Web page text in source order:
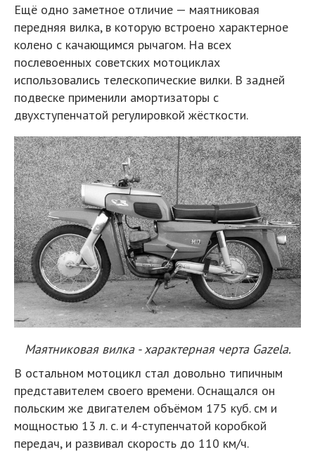
Ещё одно заметное отличие — маятниковая
передняя вилка, в которую встроено характерное
колено с качающимся рычагом. На всех
послевоенных советских мотоциклах
использовались телескопические вилки. В задней
подвеске применили амортизаторы с
двухступенчатой регулировкой жёсткости.
Маятниковая вилка - характерная черта Gazela.
В остальном мотоцикл стал довольно типичным
представителем своего времени. Оснащался он
польским же двигателем объёмом 175 куб. см и
мощностью 13 л. с. и 4-ступенчатой коробкой
передач, и развивал скорость до 110 км/ч.